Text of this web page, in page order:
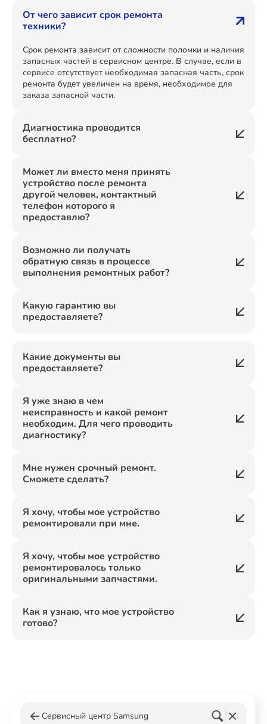
От чего зависит срок ремонта
техники?
Срок ремонта зависит от сложности поломки и наличия
запасных частей в сервисном центре. В случае, если в
сервисе отсутствует необходимая запасная часть, срок
ремонта будет увеличен на время, необходимое для
заказа запасной части.
Диагностика проводится
бесплатно?
Может ли вместо меня принять
устройство после ремонта
другой человек, контактный
телефон которого я
предоставлю?
Возможно ли получать
обратную связь в процессе
выполнения ремонтных работ?
Какую гарантию вы
предоставляете?
Какие документы вы
предоставляете?
Я уже знаю в чем
неисправность и какой ремонт
необходим. Для чего проводить
диагностику?
Мне нужен срочный ремонт.
Сможете сделать?
Я хочу, чтобы мое устройство
ремонтировали при мне.
Я хочу, чтобы мое устройство
ремонтировалось только
оригинальными запчастями.
Как я узнаю, что мое устройство
готово?
Сервисный центр Samsung